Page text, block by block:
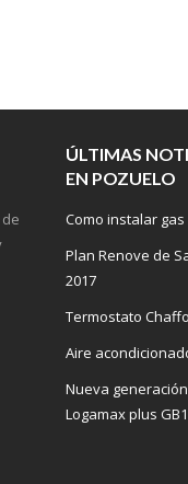
ÚLTIMAS
EN POZUELO
Como instalar
Plan Renove de
2017
Termostato
Aire
Nueva
Logamax plus